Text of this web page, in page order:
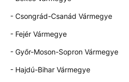
- Csongrád-Csanád Vármegye
- Fejér Vármegye
- Győr-Moson-Sopron Vármegye
- Hajdú-Bihar Vármegye